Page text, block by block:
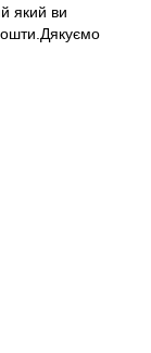
який ви